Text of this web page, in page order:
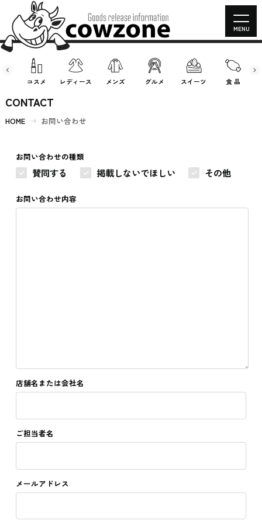
コスメ レディース メンズ グルメ スイーツ 食 品
MENU
CONTACT
HOME お問い合わせ
お問い合わせの種類
賛同する 掲載しないでほしい その他
お問い合わせ内容
店舗名または会社名
ご担当者名
メールアドレス